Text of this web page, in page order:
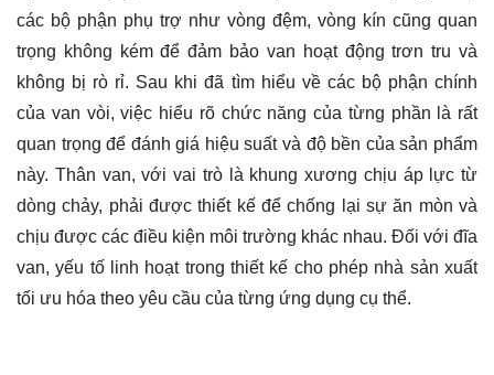
các bộ phận phụ trợ như vòng đệm, vòng kín cũng quan
trọng không kém để đảm bảo van hoạt động trơn tru và
không bị rò rỉ. Sau khi đã tìm hiểu về các bộ phận chính
của van vòi, việc hiểu rõ chức năng của từng phần là rất
quan trọng để đánh giá hiệu suất và độ bền của sản phẩm
này. Thân van, với vai trò là khung xương chịu áp lực từ
dòng chảy, phải được thiết kế để chống lại sự ăn mòn và
chịu được các điều kiện môi trường khác nhau. Đối với đĩa
van, yếu tố linh hoạt trong thiết kế cho phép nhà sản xuất
tối ưu hóa theo yêu cầu của từng ứng dụng cụ thể.